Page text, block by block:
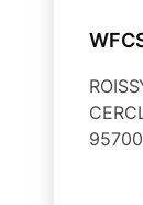
95700